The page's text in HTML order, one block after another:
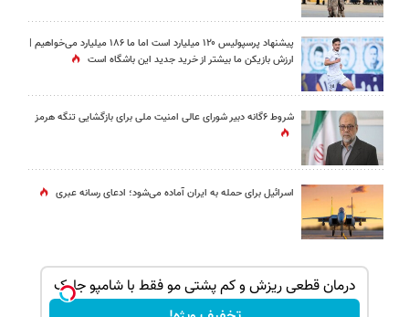
پیشنهاد پرسپولیس ۱۲۰ میلیارد است اما ما ۱۸۶ میلیارد می‌خواهیم |
ارزش بازیکن ما بیشتر از خرید جدید این باشگاه است
شروط ۶گانه دبیر شورای عالی امنیت ملی برای بازگشایی تنگه هرمز
اسرائیل برای حمله به ایران آماده می‌شود؛ ادعای رسانه عبری
درمان قطعی ریزش و کم پشتی مو فقط با شامپو جلبک